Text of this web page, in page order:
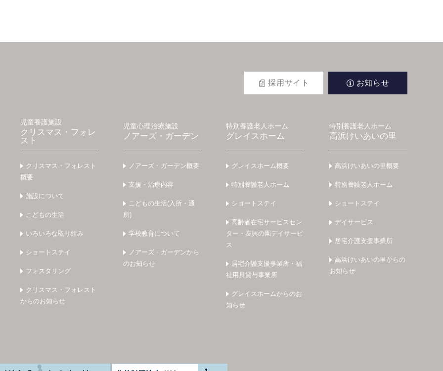
採用サイト お知らせ
児童養護施設
クリスマス・フォレ
スト
クリスマス・フォレスト
概要
施設について
こどもの生活
いろいろな取り組み
ショートステイ
フォスタリング
クリスマス・フォレスト
からのお知らせ
児童心理治療施設
ノアーズ・ガーデン
ノアーズ・ガーデン概要
支援・治療内容
こどもの生活(入所・通
所)
学校教育について
ノアーズ・ガーデンから
のお知らせ
特別養護老人ホーム
グレイスホーム
グレイスホーム概要
特別養護老人ホーム
ショートステイ
高齢者在宅サービスセン
ター・友興の園デイサービ
ス
居宅介護支援事業所・福
祉用具貸与事業所
グレイスホームからのお
知らせ
特別養護老人ホーム
高浜けいあいの里
高浜けいあいの里概要
特別養護老人ホーム
ショートステイ
デイサービス
居宅介護支援事業所
高浜けいあいの里からの
お知らせ